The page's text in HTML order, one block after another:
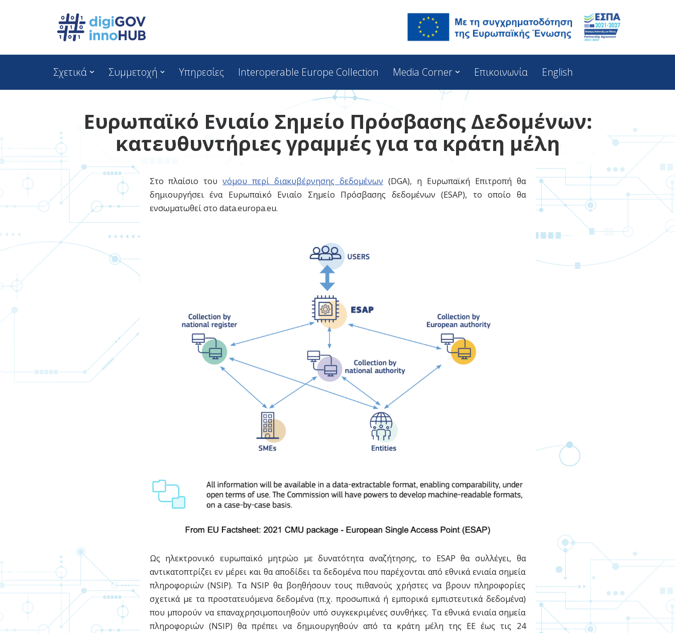
content
Σχετικά Συμμετοχή Υπηρεσίες Interoperable Europe Collection Media Corner Επικοινωνία English
Ευρωπαϊκό Ενιαίο Σημείο Πρόσβασης Δεδομένων:
κατευθυντήριες γραμμές για τα κράτη μέλη
Στο πλαίσιο τουνόμου περί διακυβέρνησης δεδομένων (DGA), η Ευρωπαϊκή Επιτροπή θα
δημιουργήσει ένα Ευρωπαϊκό Ενιαίο Σημείο Πρόσβασης δεδομένων (ESAP), το οποίο θα
ενσωματωθεί στο data.europa.eu.
Ως ηλεκτρονικό ευρωπαϊκό μητρώο με δυνατότητα αναζήτησης, το ESAP θα συλλέγει, θα
αντικατοπτρίζει εν μέρει και θα αποδίδει τα δεδομένα που παρέχονται από εθνικά ενιαία σημεία
πληροφοριών (NSIP). Τα NSIP θα βοηθήσουν τους πιθανούς χρήστες να βρουν πληροφορίες
σχετικά με τα προστατευόμενα δεδομένα (π.χ. προσωπικά ή εμπορικά εμπιστευτικά δεδομένα)
που μπορούν να επαναχρησιμοποιηθούν υπό συγκεκριμένες συνθήκες. Τα εθνικά ενιαία σημεία
πληροφοριών (NSIP) θα πρέπει να δημιουργηθούν από τα κράτη μέλη της ΕΕ έως τις 24